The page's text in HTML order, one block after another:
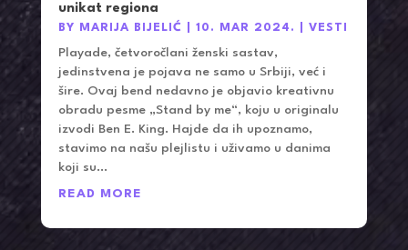
unikat regiona
BY MARIJA BIJELIĆ 10. MAR 2024. VESTI
Playade, četvoročlani ženski sastav,
jedinstvena je pojava ne samo u Srbiji, već i
šire. Ovaj bend nedavno je objavio kreativnu
obradu pesme „Stand by me“, koju u originalu
izvodi Ben E. King. Hajde da ih upoznamo,
stavimo na našu plejlistu i uživamo u danima
koji su...
READ MORE